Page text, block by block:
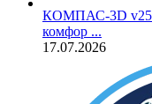
КОМПАС‑3D v25
комфор ...
17.07.2026